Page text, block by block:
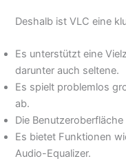
Deshalb ist VLC eine
Es unterstützt eine
darunter auch seltene.
Es spielt problemlos
ab.
Die
Es bietet Funktionen
Audio-Equalizer.